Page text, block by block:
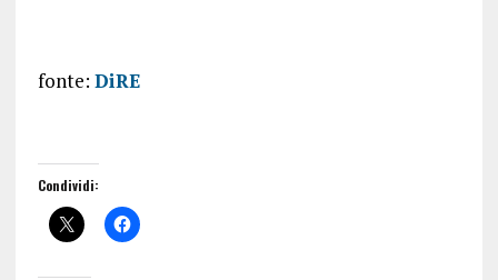
fonte: DiRE
Condividi: